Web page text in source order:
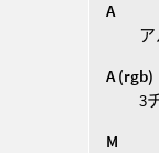
A
A (rgb)
3
M